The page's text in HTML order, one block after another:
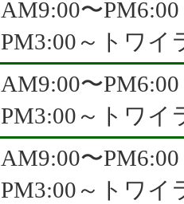
AM9:00〜PM6:00
PM3:00～トワイ
AM9:00〜PM6:00
PM3:00～トワイ
AM9:00〜PM6:00
PM3:00～トワイ